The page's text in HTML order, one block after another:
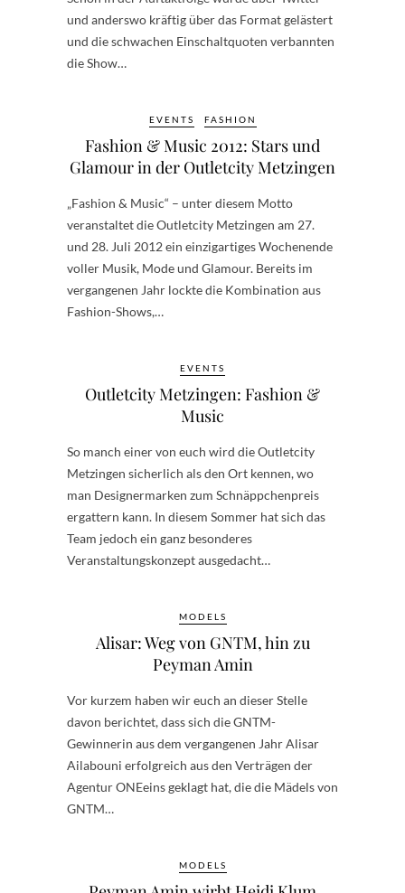
und anderswo kräftig über das Format gelästert
und die schwachen Einschaltquoten verbannten
die Show…
EVENTS FASHION
Fashion & Music 2012: Stars und
Glamour in der Outletcity Metzingen
„Fashion & Music“ – unter diesem Motto
veranstaltet die Outletcity Metzingen am 27.
und 28. Juli 2012 ein einzigartiges Wochenende
voller Musik, Mode und Glamour. Bereits im
vergangenen Jahr lockte die Kombination aus
Fashion-Shows,…
EVENTS
Outletcity Metzingen: Fashion &
Music
So manch einer von euch wird die Outletcity
Metzingen sicherlich als den Ort kennen, wo
man Designermarken zum Schnäppchenpreis
ergattern kann. In diesem Sommer hat sich das
Team jedoch ein ganz besonderes
Veranstaltungskonzept ausgedacht…
MODELS
Alisar: Weg von GNTM, hin zu
Peyman Amin
Vor kurzem haben wir euch an dieser Stelle
davon berichtet, dass sich die GNTM-
Gewinnerin aus dem vergangenen Jahr Alisar
Ailabouni erfolgreich aus den Verträgen der
Agentur ONEeins geklagt hat, die die Mädels von
GNTM…
MODELS